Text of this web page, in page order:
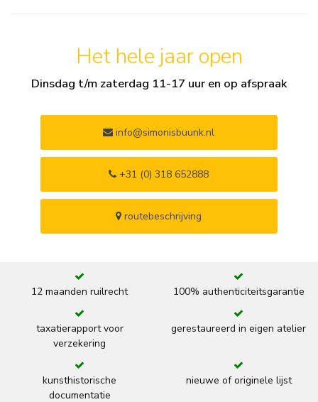
Het hele jaar open
Dinsdag t/m zaterdag 11-17 uur en op afspraak
info@simonisbuunk.nl
+31 (0) 318 652888
routebeschrijving
12 maanden ruilrecht 100% authenticiteitsgarantie
taxatierapport voor
verzekering
gerestaureerd in eigen atelier
kunsthistorische
documentatie
nieuwe of originele lijst